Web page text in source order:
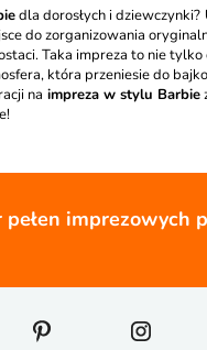
dla dorosłych i dziewczynki?
do zorganizowania
Taka impreza to nie tylko
która przeniesie do
na impreza w stylu Barbie
imprezowych